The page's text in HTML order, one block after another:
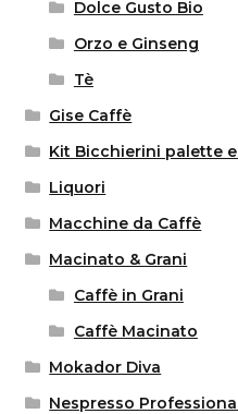
Dolce Gusto Bio
Orzo e Ginseng
Tè
Gise Caffè
Kit Bicchierini palette
Liquori
Macchine da Caffè
Macinato & Grani
Caffè in Grani
Caffè Macinato
Mokador Diva
Nespresso